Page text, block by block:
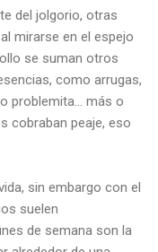
del jolgorio, otras
mirarse en el espejo
se suman otros
como arrugas,
problemita… más o
cobraban peaje, eso
sin embargo con el
suelen
de semana son la